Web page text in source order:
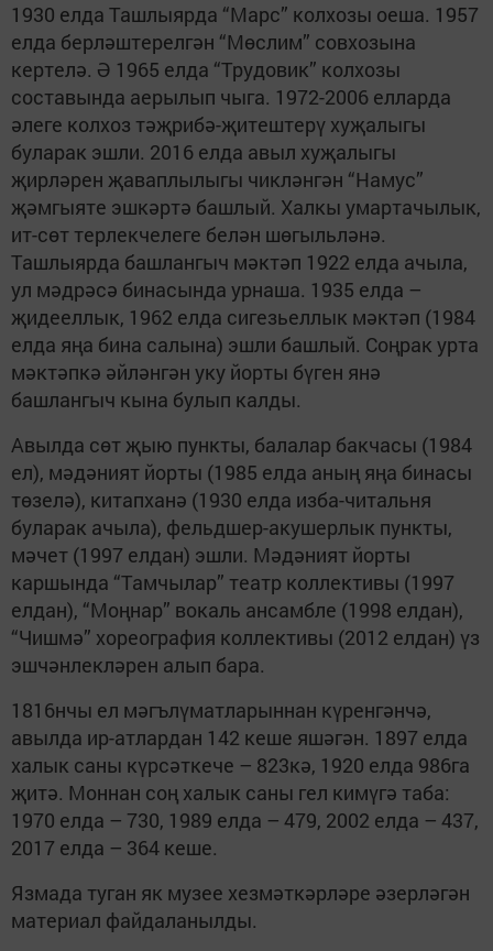
1930 елда Ташлыярда “Марс” колхозы оеша. 1957
елда берләштерелгән “Мөслим” совхозына
кертелә. Ә 1965 елда “Трудовик” колхозы
составында аерылып чыга. 1972-2006 елларда
әлеге колхоз тәҗрибә-җитештерү хуҗалыгы
буларак эшли. 2016 елда авыл хуҗалыгы
җирләрен җаваплылыгы чикләнгән “Намус”
җәмгыяте эшкәртә башлый. Халкы умартачылык,
ит-сөт терлекчелеге белән шөгыльләнә.
Ташлыярда башлангыч мәктәп 1922 елда ачыла,
ул мәдрәсә бинасында урнаша. 1935 елда –
җидееллык, 1962 елда сигезьеллык мәктәп (1984
елда яңа бина салына) эшли башлый. Соңрак урта
мәктәпкә әйләнгән уку йорты бүген янә
башлангыч кына булып калды.
Авылда сөт җыю пункты, балалар бакчасы (1984
ел), мәдәният йорты (1985 елда аның яңа бинасы
төзелә), китапханә (1930 елда изба-читальня
буларак ачыла), фельдшер-акушерлык пункты,
мәчет (1997 елдан) эшли. Мәдәният йорты
каршында “Тамчылар” театр коллективы (1997
елдан), “Моңнар” вокаль ансамбле (1998 елдан),
“Чишмә” хореография коллективы (2012 елдан) үз
эшчәнлекләрен алып бара.
1816нчы ел мәгълүматларыннан күренгәнчә,
авылда ир-атлардан 142 кеше яшәгән. 1897 елда
халык саны күрсәткече – 823кә, 1920 елда 986га
җитә. Моннан соң халык саны гел кимүгә таба:
1970 елда – 730, 1989 елда – 479, 2002 елда – 437,
2017 елда – 364 кеше.
Язмада туган як музее хезмәткәрләре әзерләгән
материал файдаланылды.